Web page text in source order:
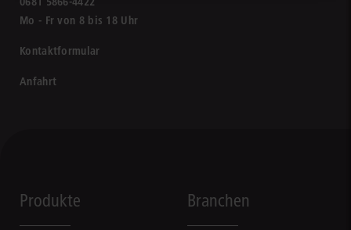
Mo - Fr von 8 bis 18 Uhr
Kontaktformular
Anfahrt
Produkte Branchen